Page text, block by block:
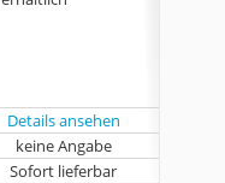
Details ansehen
keine Angabe
Sofort lieferbar